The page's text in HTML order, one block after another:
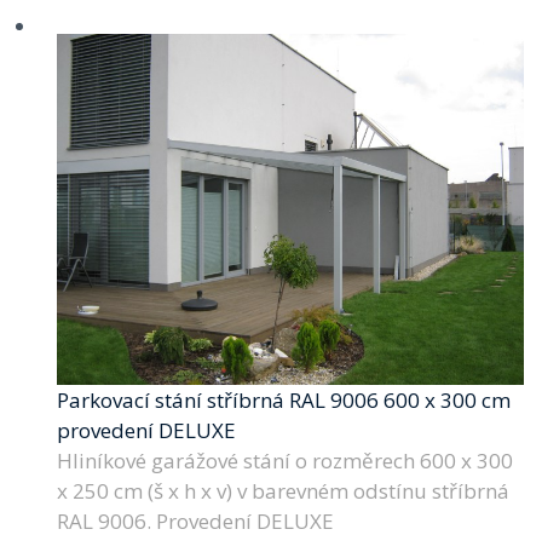
Parkovací stání stříbrná RAL 9006 600 x 300 cm
provedení DELUXE
Hliníkové garážové stání o rozměrech 600 x 300
x 250 cm (š x h x v) v barevném odstínu stříbrná
RAL 9006. Provedení DELUXE